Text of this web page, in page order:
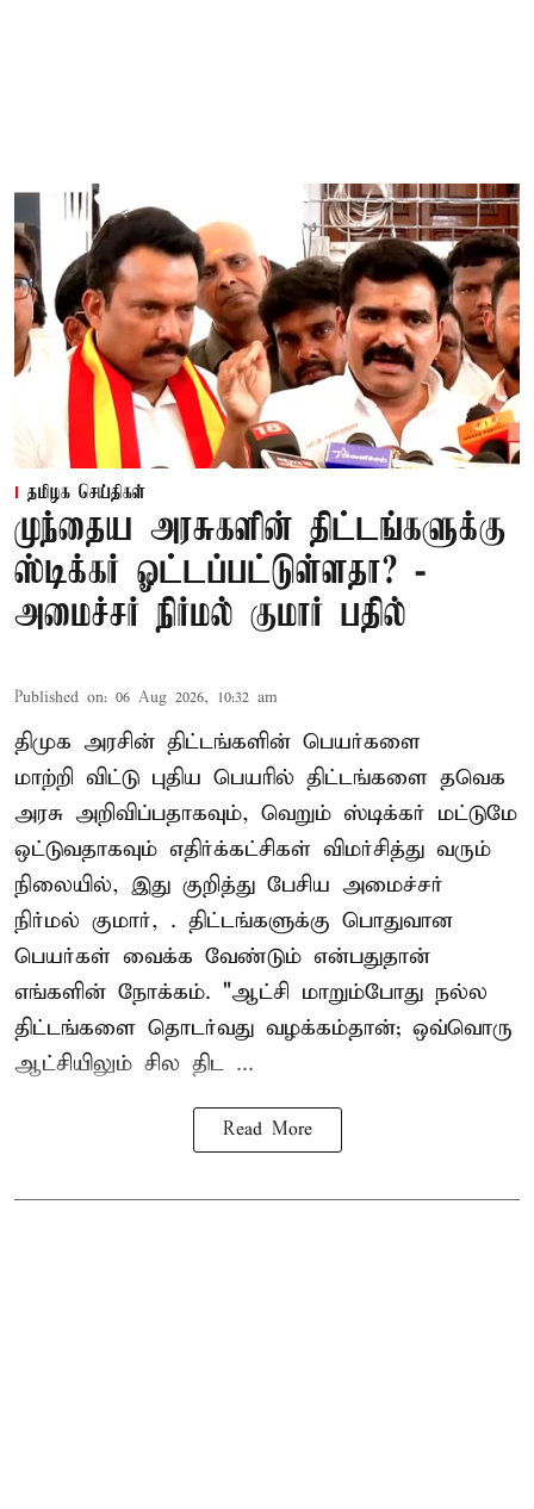
தமிழக செய்திகள்
முந்தைய அரசுகளின் திட்டங்களுக்கு
ஸ்டிக்கர் ஓட்டப்பட்டுள்ளதா? -
அமைச்சர் நிர்மல் குமார் பதில்
Published on: 06 Aug 2026, 10:32 am
திமுக அரசின் திட்டங்களின் பெயர்களை
மாற்றி விட்டு புதிய பெயரில் திட்டங்களை தவெக
அரசு அறிவிப்பதாகவும், வெறும் ஸ்டிக்கர் மட்டுமே
ஒட்டுவதாகவும் எதிர்க்கட்சிகள் விமர்சித்து வரும்
நிலையில், இது குறித்து பேசிய அமைச்சர்
நிர்மல் குமார், . திட்டங்களுக்கு பொதுவான
பெயர்கள் வைக்க வேண்டும் என்பதுதான்
எங்களின் நோக்கம். "ஆட்சி மாறும்போது நல்ல
திட்டங்களை தொடர்வது வழக்கம்தான்; ஒவ்வொரு
ஆட்சியிலும் சில திட ...
Read More